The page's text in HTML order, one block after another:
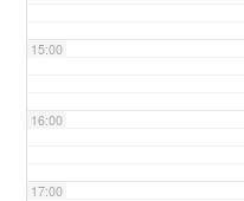
15:00
16:00
17:00